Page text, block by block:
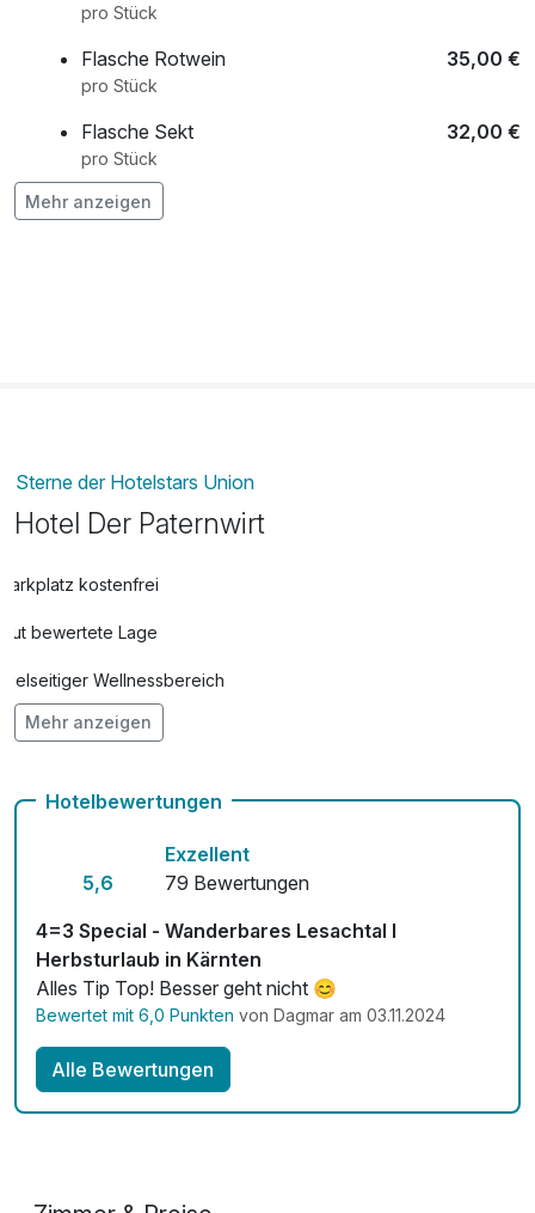
pro Stück
Flasche Rotwein 35,00 €
pro Stück
Flasche Sekt 32,00 €
pro Stück
Flasche Weisswein
Mehr anzeigen
Sterne der Hotelstars Union
Hotel Der Paternwirt
Parkplatz kostenfrei
Gut bewertete Lage
Vielseitiger Wellnessbereich
Hunde im Hotel erlaubt für 18,00 € pro Stück / Nacht
Kostenloses W-LAN
Mit Hotelbar
Mehr anzeigen
Hotelbewertungen
5,6
Exzellent
79 Bewertungen
4=3 Special - Wanderbares Lesachtal I
Herbsturlaub in Kärnten
Alles Tip Top! Besser geht nicht 😊
Bewertet mit 6,0 Punkten von Dagmar am 03.11.2024
Alle Bewertungen